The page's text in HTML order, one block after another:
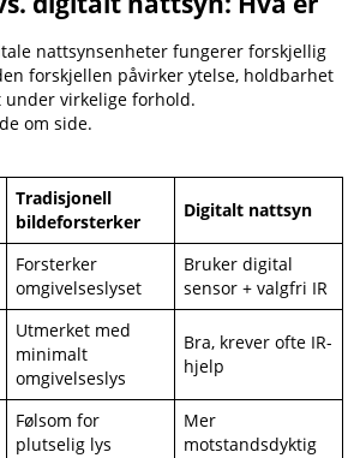
nattsynsenheter fungerer forskjellig
forskjellen påvirker ytelse, holdbarhet
virkelige forhold.
om side.
Tradisjonell
bildeforsterker
Digitalt nattsyn
Forsterker
omgivelseslyset
Bruker digital
sensor + valgfri IR
Utmerket med
minimalt
omgivelseslys
Bra, krever ofte IR-
hjelp
Følsom for
plutselig lys
Mer
motstandsdyktig